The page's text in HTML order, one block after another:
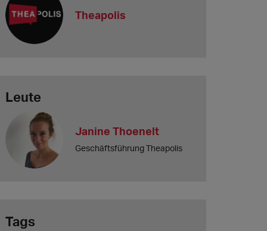
Theapolis
Leute
Janine Thoenelt
Geschäftsführung Theapolis
Tags